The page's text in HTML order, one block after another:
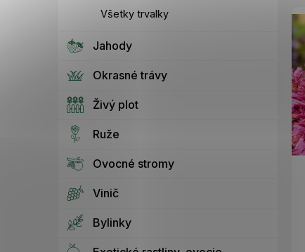
Všetky trvalky
Jahody
Okrasné trávy
Živý plot
Ruže
Ovocné stromy
Vinič
Bylinky